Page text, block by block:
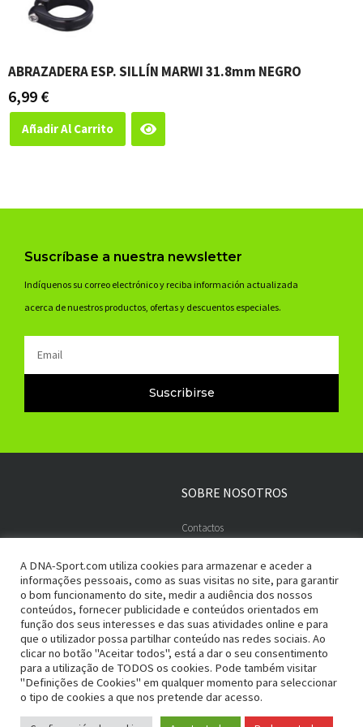
ABRAZADERA ESP. SILLÍN MARWI 31.8mm NEGRO
6,99 €
Añadir Al Carrito
Suscríbase a nuestra newsletter
Indíquenos su correo electrónico y reciba información actualizada
acerca de nuestros productos, ofertas y descuentos especiales.
Suscribirse
SOBRE NOSOTROS
Contactos
ADHESIÓN SEGURA
Términos y condiciones
Política de Privacidad
RGPD
PAGOS
Envíos y devoluciones
Métodos de pago
A DNA-Sport.com utiliza cookies para armazenar e aceder a
informações pessoais, como as suas visitas no site, para garantir
o bom funcionamento do site, medir a audiência dos nossos
conteúdos, fornecer publicidade e conteúdos orientados em
função dos seus interesses e das suas atividades online e para
que o utilizador possa partilhar conteúdo nas redes sociais. Ao
clicar no botão "Aceitar todos", está a dar o seu consentimento
para a utilização de TODOS os cookies. Pode também visitar
"Definições de Cookies" em qualquer momento para seleccionar
o tipo de cookies a que nos pretende dar acesso.